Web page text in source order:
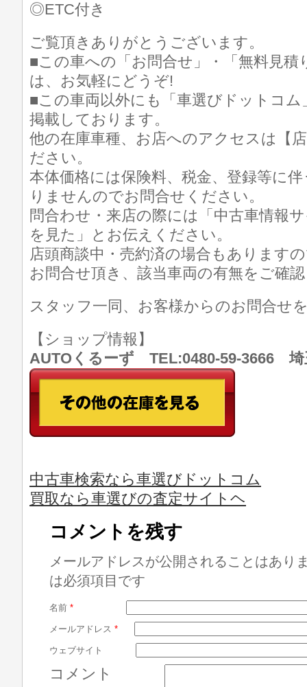
◎ETC付き
ご覧頂きありがとうございます。
■この車への「お問合せ」・「無料見積
は、お気軽にどうぞ!
■この車両以外にも「車選びドットコ
掲載しております。
他の在庫車種、お店へのアクセスは【
ださい。
本体価格には保険料、税金、登録等に
りませんのでお問合せください。
問合わせ・来店の際には「中古車情報
を見た」とお伝えください。
店頭商談中・売約済の場合もあります
お問合せ頂き、該当車両の有無をご確
スタッフ一同、お客様からのお問合せ
【ショップ情報】
AUTOくるーず TEL:0480-59-3666 埼
中古車検索なら車選びドットコム
買取なら車選びの査定サイトヘ
コメントを残す
メールアドレスが公開されることはあり
は必須項目です
名前 *
メールアドレス *
ウェブサイト
コメント